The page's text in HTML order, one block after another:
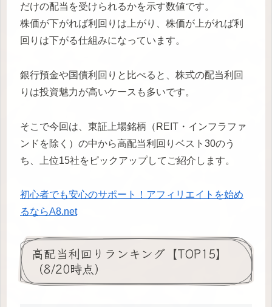
だけの配当を受けられるかを示す数値です。
株価が下がれば利回りは上がり、株価が上がれば利
回りは下がる仕組みになっています。
銀行預金や国債利回りと比べると、株式の配当利回
りは投資魅力が高いケースも多いです。
そこで今回は、東証上場銘柄（REIT・インフラファ
ンドを除く）の中から高配当利回りベスト30のう
ち、上位15社をピックアップしてご紹介します。
初心者でも安心のサポート！アフィリエイトを始め
るならA8.net
高配当利回りランキング【TOP15】
（8/20時点）